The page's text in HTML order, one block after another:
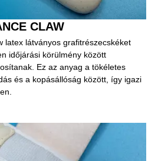
CLAW
latex látványos grafitrészecskéket
időjárási körülmény között
Ez az anyag a tökéletes
és a kopásállóság között, így igazi